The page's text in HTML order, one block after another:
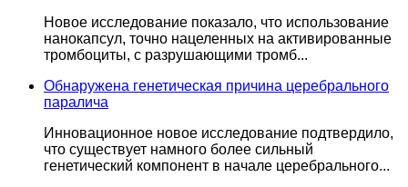
Новое исследование показало, что использование
нанокапсул, точно нацеленных на активированные
тромбоциты, с разрушающими тромб...
Обнаружена генетическая причина церебрального
паралича
Инновационное новое исследование подтвердило,
что существует намного более сильный
генетический компонент в начале церебрального...